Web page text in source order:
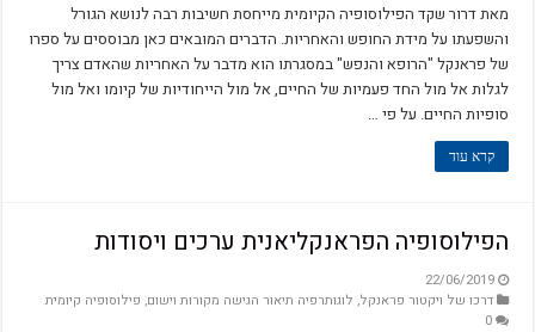
מאת דרור שקד הפילוסופיה הקיומית מייחסת חשיבות רבה לנושא הגורל
והשפעתו על מידת החופש והאחריות. הדברים המובאים כאן מבוססים על ספרו
של פראנקל "הרופא והנפש" במסגרתו הוא מדבר על האחריות שהאדם צריך
לגלות אל מול החד פעמיות של החיים, אל מול הייחודיות של קיומו ואל מול
סופיות החיים. על פי …
קרא עוד
הפילוסופיה הפראנקליאנית ערכים ויסודות
22/06/2019
דרכו של ויקטור פראנקל, לוגותרפיה תיאור הגישה מקורות וישום, פילוסופיה קיומית
0